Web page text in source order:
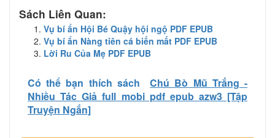
Sách Liên Quan:
Vụ bí ẩn Hội Bé Quậy hội ngộ PDF EPUB
Vụ bí ẩn Nàng tiên cá biến mất PDF EPUB
Lời Ru Của Mẹ PDF EPUB
Có thể bạn thích sách
Chú Bò Mũ Trắng -
Nhiều Tác Giả full mobi pdf epub azw3 [Tập
Truyện Ngắn]